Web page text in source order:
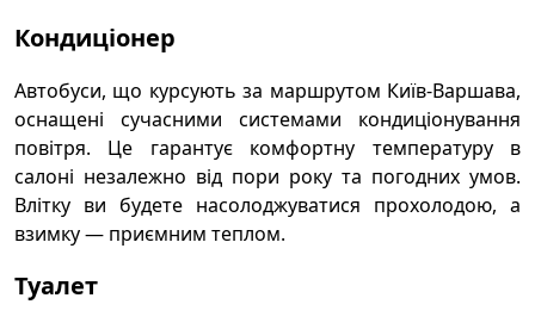
Кондиціонер
Автобуси, що курсують за маршрутом Київ-Варшава,
оснащені сучасними системами кондиціонування
повітря. Це гарантує комфортну температуру в
салоні незалежно від пори року та погодних умов.
Влітку ви будете насолоджуватися прохолодою, а
взимку — приємним теплом.
Туалет